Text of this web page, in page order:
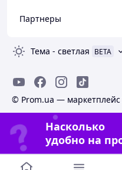
Партнеры
Тема - светлая BETA
© Prom.ua — маркетплейс
Насколько
удобно на